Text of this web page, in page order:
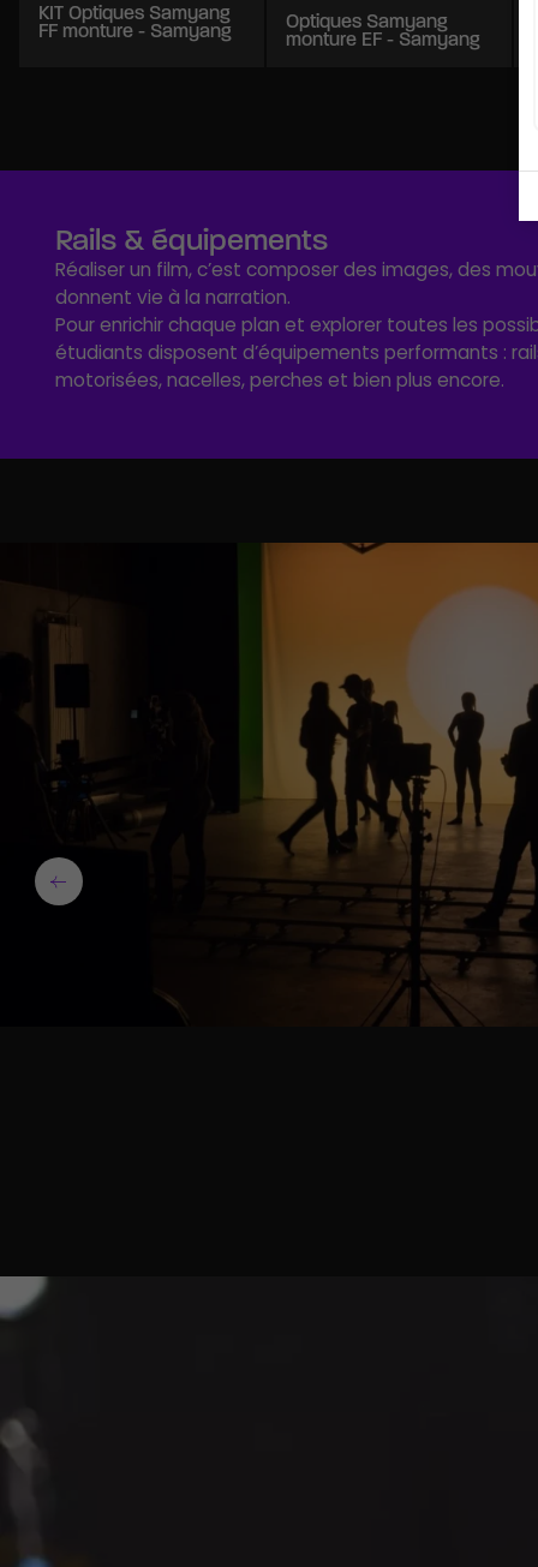
KIT Optiques Samyang
FF monture - Samyang Optiques Samyang
monture EF - Samyang
Rails & équipements
Réaliser un film, c’est composer des images, des
donnent vie à la narration.
Pour enrichir chaque plan et explorer toutes les
étudiants disposent d’équipements performants :
motorisées, nacelles, perches et bien plus encore.